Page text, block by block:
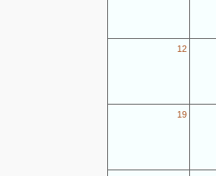
12
19